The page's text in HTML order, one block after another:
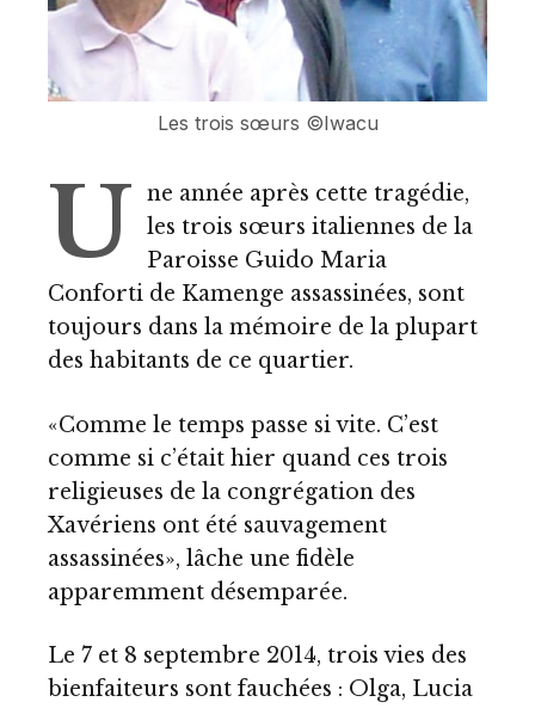
Les trois sœurs ©Iwacu
U ne année après cette tragédie,
les trois sœurs italiennes de la
Paroisse Guido Maria
Conforti de Kamenge assassinées, sont
toujours dans la mémoire de la plupart
des habitants de ce quartier.
«Comme le temps passe si vite. C’est
comme si c’était hier quand ces trois
religieuses de la congrégation des
Xavériens ont été sauvagement
assassinées», lâche une fidèle
apparemment désemparée.
Le 7 et 8 septembre 2014, trois vies des
bienfaiteurs sont fauchées : Olga, Lucia